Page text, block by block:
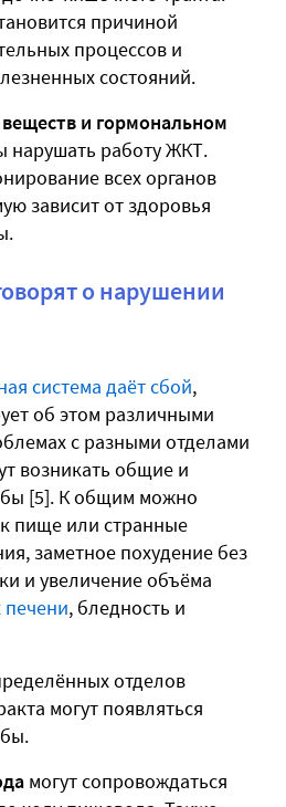
причиной
процессов и
состояний.
и гормональном
нарушать работу ЖКТ.
всех органов
зависит от здоровья
о нарушении
система даёт сбой,
об этом различными
с разными отделами
возникать общие и
[5]. К общим можно
пище или странные
заметное похудение без
и увеличение объёма
печени, бледность и
отделов
могут появляться
могут сопровождаться